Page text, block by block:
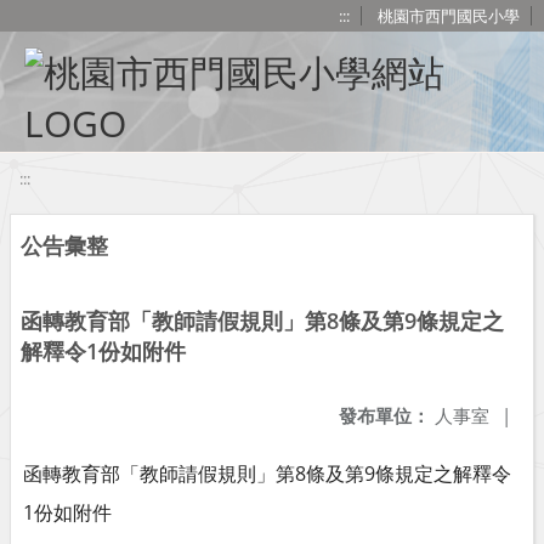
::: 桃園市西門國民小學
:::
公告彙整
函轉教育部「教師請假規則」第8條及第9條規定之
解釋令1份如附件
發布單位： 人事室 |
函轉教育部「教師請假規則」第8條及第9條規定之解釋令
1份如附件